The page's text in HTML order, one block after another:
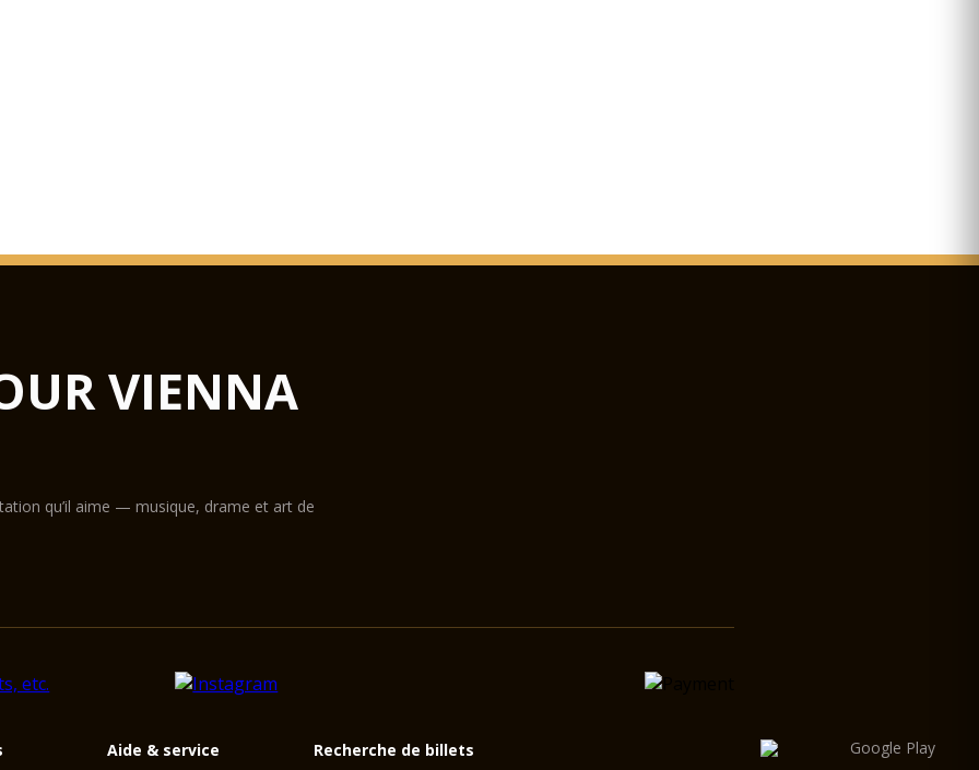
VIENNA
qu’il aime — musique, drame et art de
Aide & service Recherche de billets